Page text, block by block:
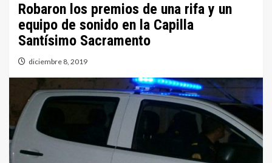
Robaron los premios de una rifa y un
equipo de sonido en la Capilla
Santísimo Sacramento
diciembre 8, 2019